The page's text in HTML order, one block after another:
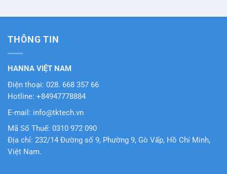
THÔNG TIN
HANNA VIỆT NAM
Điện thoại: 028. 668 357 66
Hotline: +84947778884
E-mail: info@tktech.vn
Mã Số Thuế: 0310 972 090
Địa chỉ: 232/14 Đường số 9, Phường 9, Gò Vấp, Hồ Chí Minh,
Việt Nam.